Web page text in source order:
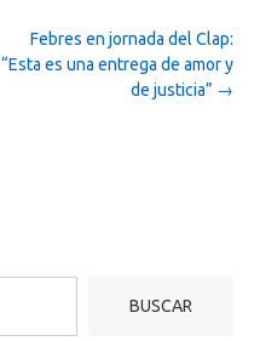
Febres en jornada del Clap:
“Esta es una entrega de amor y
de justicia” →
BUSCAR